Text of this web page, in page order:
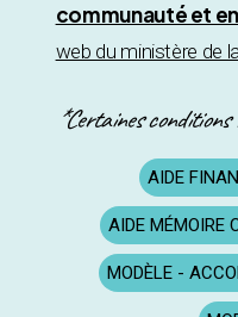
communauté et
web du ministère de
*Certaines conditions
AIDE
AIDE MÉMOIRE
MODÈLE -